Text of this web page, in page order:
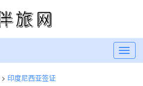
> 印度尼西亚签证